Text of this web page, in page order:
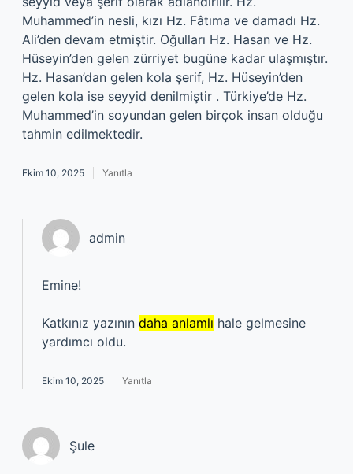
Muhammed’in nesli, kızı Hz. Fâtıma ve damadı Hz.
Ali’den devam etmiştir. Oğulları Hz. Hasan ve Hz.
Hüseyin’den gelen zürriyet bugüne kadar ulaşmıştır.
Hz. Hasan’dan gelen kola şerif, Hz. Hüseyin’den
gelen kola ise seyyid denilmiştir . Türkiye’de Hz.
Muhammed’in soyundan gelen birçok insan olduğu
tahmin edilmektedir.
Ekim 10, 2025 Yanıtla
admin
Emine!
Katkınız yazının daha anlamlı hale gelmesine
yardımcı oldu.
Ekim 10, 2025 Yanıtla
Şule